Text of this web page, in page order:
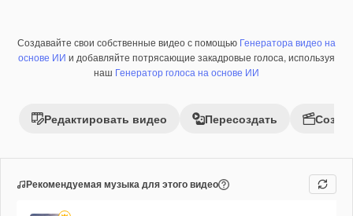
Премиум
Создавайте свои собственные видео с помощью Генератора видео на
основе ИИ и добавляйте потрясающие закадровые голоса, используя
наш Генератор голоса на основе ИИ
Редактировать видео Пересоздать
Рекомендуемая музыка для этого видео